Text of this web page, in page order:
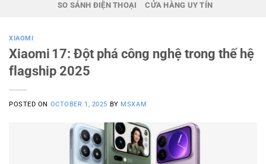
SO SÁNH ĐIỆN THOẠI CỬA HÀNG UY TÍN
XIAOMI
Xiaomi 17: Đột phá công nghệ trong thế hệ
flagship 2025
POSTED ON OCTOBER 1, 2025 BY MSXAM